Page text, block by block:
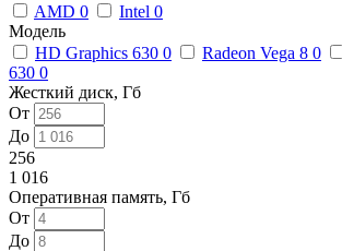
AMD 0 Intel 0
Модель
HD Graphics 630 0 Radeon Vega 8 0
630 0
Жесткий диск, Гб
От
До
256
1 016
Оперативная память, Гб
От
До